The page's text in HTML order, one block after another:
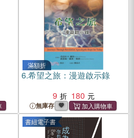
滿額折
6.希望之旅：漫遊啟示錄
9
180
無庫存
書紐電子書